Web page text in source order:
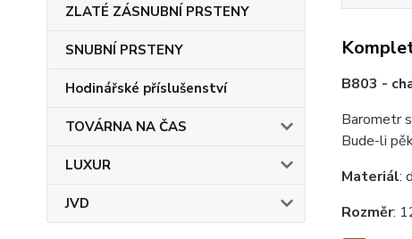
ZLATÉ ZÁSNUBNÍ PRSTENY
SNUBNÍ PRSTENY
Hodinářské příslušenství
TOVÁRNA NA ČAS
LUXUR
JVD
B803 -
Barometr
Bude-li
Materiál:
Rozměr: